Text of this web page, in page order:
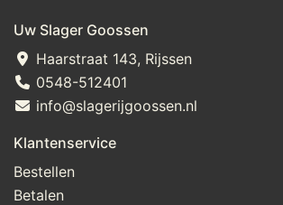
Uw Slager Goossen
Haarstraat 143, Rijssen
0548-512401
info@slagerijgoossen.nl
Klantenservice
Bestellen
Betalen